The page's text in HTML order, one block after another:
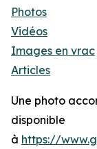
Photos
Vidéos
Images en vrac
Articles
Une photo
disponible
à https://